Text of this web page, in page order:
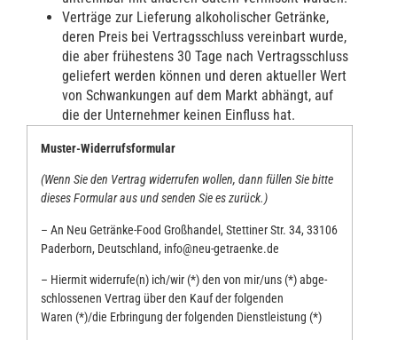
Ver­trä­ge zur Lie­fe­rung alko­ho­li­scher Geträn­ke,
deren Preis bei Ver­trags­schluss ver­ein­bart wur­de,
die aber frü­hes­tens 30 Tage nach Ver­trags­schluss
gelie­fert wer­den kön­nen und deren aktu­el­ler Wert
von Schwan­kun­gen auf dem Markt abhängt, auf
die der Unter­neh­mer kei­nen Ein­fluss hat.
Mus­ter-Wider­rufs­for­mu­lar
(Wenn Sie den Ver­trag wider­ru­fen wol­len, dann fül­len Sie bit­te
die­ses For­mu­lar aus und sen­den Sie es zurück.)
– An Neu Geträn­ke-Food Groß­han­del, Stet­ti­ner Str. 34, 33106
Pader­born, Deutsch­land, info@neu-getraenke.de
– Hier­mit widerrufe(n) ich/wir (*) den von mir/uns (*) abge­
schlos­se­nen Ver­trag über den Kauf der fol­gen­den
Waren (*)/die Erbrin­gung der fol­gen­den Dienstleistung (*)